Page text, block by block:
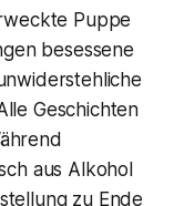
Puppe
besessene
Geschichten
aus Alkohol
zu Ende